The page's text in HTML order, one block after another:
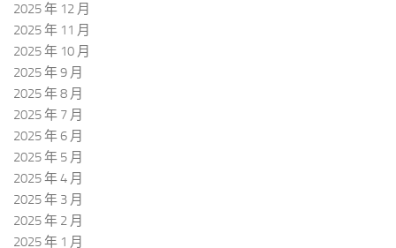
2025 年 12 月
2025 年 11 月
2025 年 10 月
2025 年 9 月
2025 年 8 月
2025 年 7 月
2025 年 6 月
2025 年 5 月
2025 年 4 月
2025 年 3 月
2025 年 2 月
2025 年 1 月